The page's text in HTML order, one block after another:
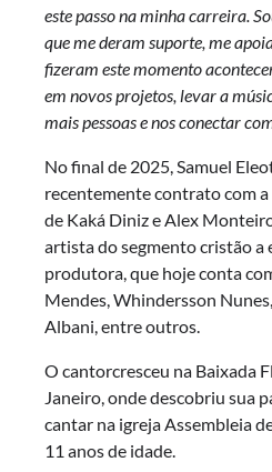
este passo na minha carreira.
que me deram suporte, me
fizeram este momento
em novos projetos, levar a
mais pessoas e nos conectar
No final de 2025, Samuel
recentemente contrato com a
de Kaká Diniz e Alex
artista do segmento cristão a
produtora, que hoje conta
Mendes, Whindersson
Albani, entre outros.
O cantorcresceu na Baixada
Janeiro, onde descobriu sua
cantar na igreja Assembleia
11 anos de idade.